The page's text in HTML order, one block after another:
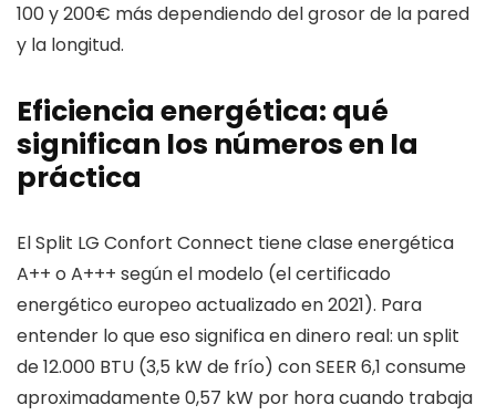
100 y 200€ más dependiendo del grosor de la pared
y la longitud.
Eficiencia energética: qué
significan los números en la
práctica
El Split LG Confort Connect tiene clase energética
A++ o A+++ según el modelo (el certificado
energético europeo actualizado en 2021). Para
entender lo que eso significa en dinero real: un split
de 12.000 BTU (3,5 kW de frío) con SEER 6,1 consume
aproximadamente 0,57 kW por hora cuando trabaja